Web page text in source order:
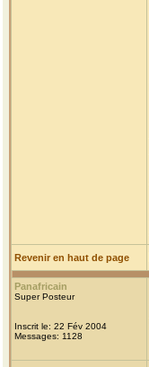
Revenir en haut de page
Panafricain
Super Posteur
Inscrit le: 22 Fév 2004
Messages: 1128